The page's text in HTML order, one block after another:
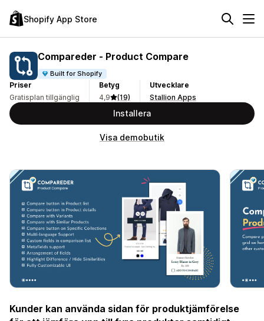
Shopify App Store
Compareder ‑ Product Compare
Built for Shopify
Priser
Gratisplan tillgänglig
Betyg
4,9
(19)
Utvecklare
Stallion Apps
Installera
Visa demobutik
Kunder kan använda sidan för produktjämförelse